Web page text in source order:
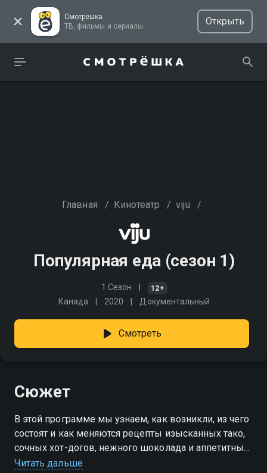
Смотрёшка
ТВ, фильмы и сериалы
Открыть
Главная / Кинотеатр / viju /
Популярная еда (сезон 1)
1 Сезон 12+
Канада 2020 Документальный
Смотреть
Сюжет
В этой программе мы узнаем, как возникли, из чего
состоят и как меняются рецепты изысканных тако,
сочных хот-догов, нежного шоколада и аппетитных
суши.
Читать дальше